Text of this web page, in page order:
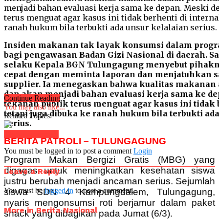
Insiden makanan tak layak konsumsi dalam
bagi pengawasan Badan Gizi Nasional di daerah.
selaku Kepala BGN Tulungagung menyebut
cepat dengan meminta laporan dan menjatuhkan
supplier. Ia menegaskan bahwa kualitas
dan akan menjadi bahan evaluasi kerja sama ke
tekanan publik terus menguat agar kasus ini
tetapi juga dibuka ke ranah hukum bila terbukti
serius.
BERITA PATROLI – TULUNGAGUNG
Program Makan Bergizi Gratis (MBG) yang
digagas untuk meningkatkan kesehatan siswa
justru berubah menjadi ancaman serius. Sejumlah
siswa SDN 4 Kampungdalem, Tulungagung,
nyaris mengonsumsi roti berjamur dalam paket
snack yang dibagikan pada Jumat (6/3).
Continue Reading
You may also like...
Related Topics:
You must be logged in to post a comment Login
Leave a Reply
You must belogged in to post a comment.
More in Berita Nasional